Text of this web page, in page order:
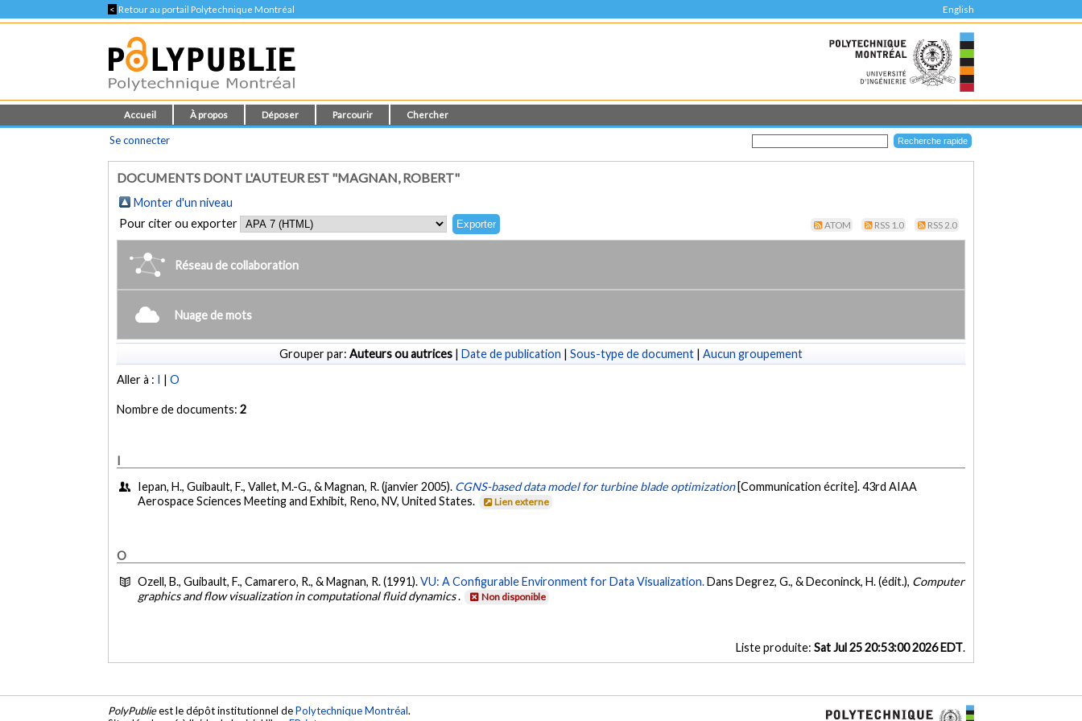
< Retour au portail Polytechnique Montréal English
Accueil À propos Déposer Parcourir Chercher
Se connecter
DOCUMENTS DONT L'AUTEUR EST "MAGNAN, ROBERT"
Monter d'un niveau
Pour citer ou exporter
ATOM RSS 1.0 RSS 2.0
Réseau de collaboration
Nuage de mots
Grouper par: Auteurs ou autrices | Date de publication | Sous-type de document | Aucun groupement
Aller à : I |O
Nombre de documents:2
I
Iepan, H., Guibault, F., Vallet, M.-G., & Magnan, R. (janvier 2005). CGNS-based data model for turbine blade optimization [Communication écrite]. 43rd AIAA
Aerospace Sciences Meeting and Exhibit, Reno, NV, United States.
Lien externe
O
Ozell, B., Guibault, F., Camarero, R., & Magnan, R. (1991).VU: A Configurable Environment for Data Visualization.Dans Degrez, G., & Deconinck, H. (édit.), Computer
graphics and flow visualization in computational fluid dynamics. Non disponible
Liste produite: Sat Jul 25 20:53:00 2026 EDT.
PolyPublieest le dépôt institutionnel dePolytechnique Montréal.